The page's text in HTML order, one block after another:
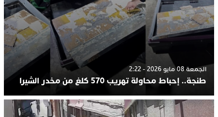
الجمعة 08 مايو 2026 - 2:22
طنجة.. إحباط محاولة تهريب 570 كلغ من مخدر الشيرا